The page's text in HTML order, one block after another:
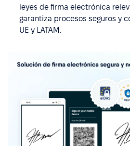
leyes de firma electrónica
garantiza procesos seguros y
UE y LATAM.